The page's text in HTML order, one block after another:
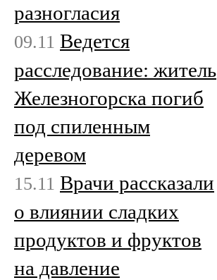
разногласия
09.11 Ведется
расследование: житель
Железногорска погиб
под спиленным
деревом
15.11 Врачи рассказали
о влиянии сладких
продуктов и фруктов
на давление